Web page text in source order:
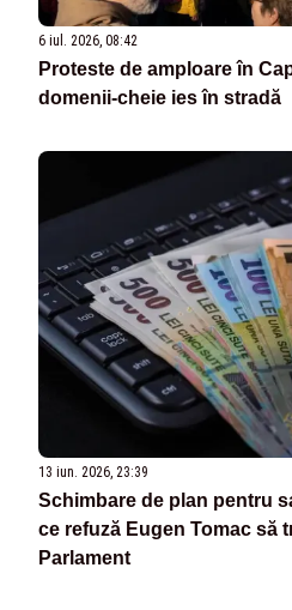
6 iul. 2026, 08:42
Proteste de amploare în
domenii-cheie ies în stradă
13 iun. 2026, 23:39
Schimbare de plan pentru
ce refuză Eugen Tomac să
Parlament